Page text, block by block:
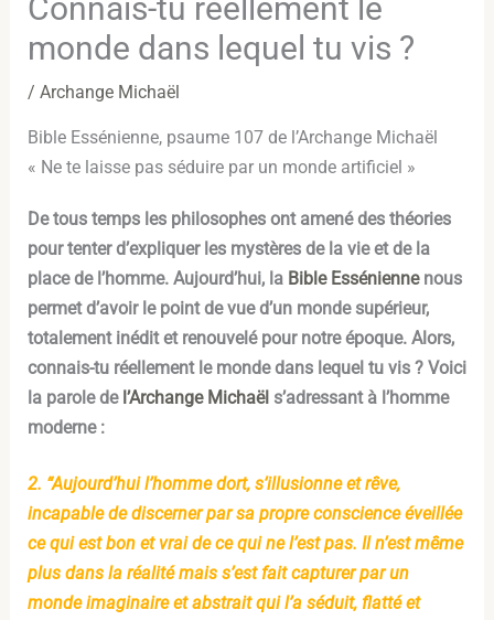
Connais-tu réellement le
monde dans lequel tu vis ?
/ Archange Michaël
Bible Essénienne, psaume 107 de l’Archange Michaël
« Ne te laisse pas séduire par un monde artificiel »
De tous temps les philosophes ont amené des théories
pour tenter d’expliquer les mystères de la vie et de la
place de l’homme. Aujourd’hui, la Bible Esséniennenous
permet d’avoir le point de vue d’un monde supérieur,
totalement inédit et renouvelé pour notre époque. Alors,
connais-tu réellement le monde dans lequel tu vis ? Voici
la parole de l’Archange Michaël s’adressant à l’homme
moderne :
2. “Aujourd’hui l’homme dort, s’illusionne et rêve,
incapable de discerner par sa propre conscience éveillée
ce qui est bon et vrai de ce qui ne l’est pas. Il n’est même
plus dans la réalité mais s’est fait capturer par un
monde imaginaire et abstrait qui l’a séduit, flatté et